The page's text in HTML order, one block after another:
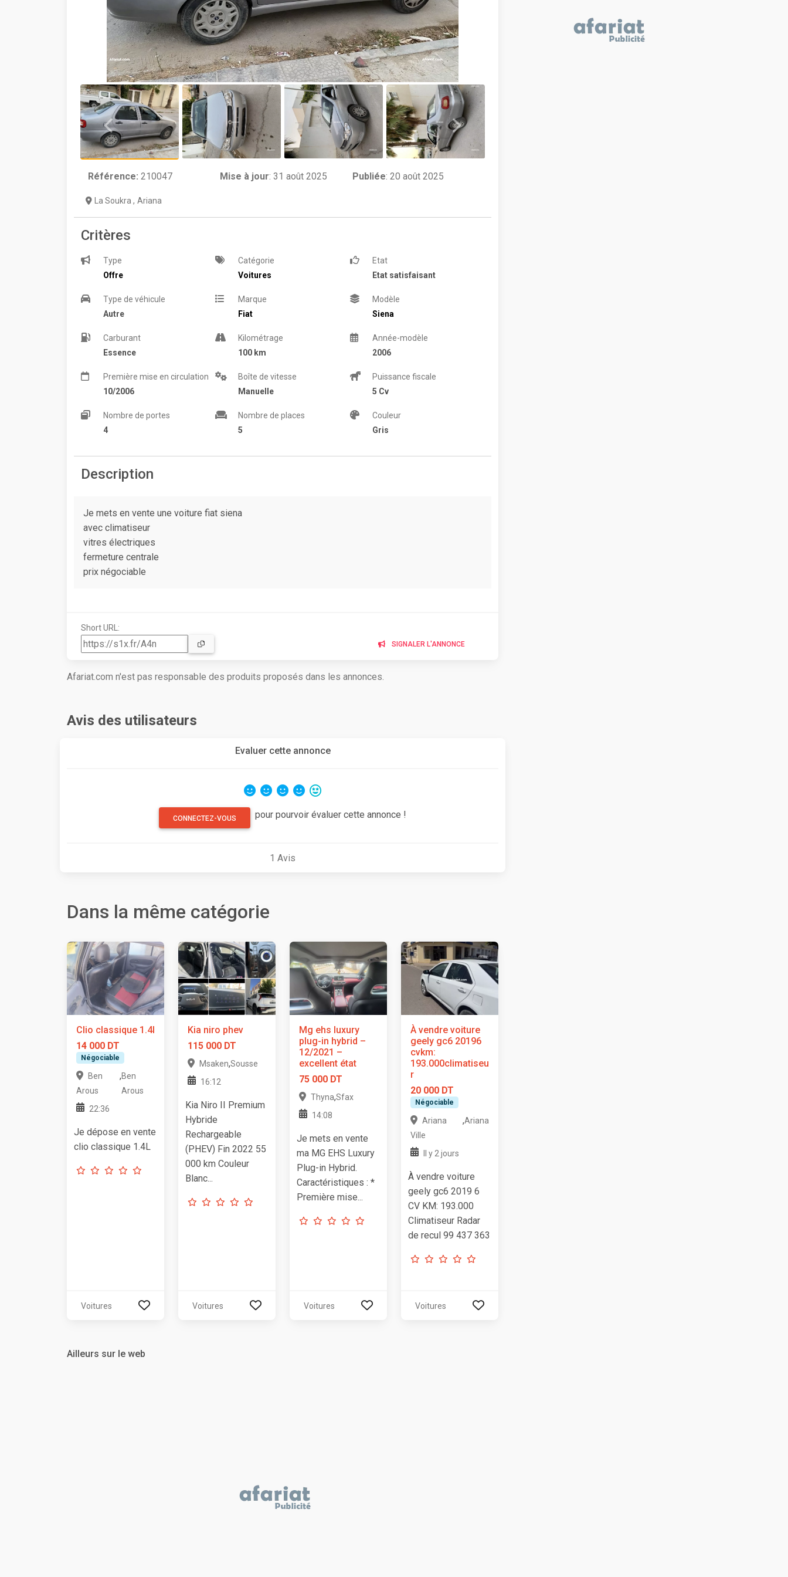
Référence: 210047 Mise à jour:31 août 2025 Publiée: 20 août 2025
La Soukra , Ariana
Critères
Type
Offre
Catégorie
Voitures
Etat
Etat satisfaisant
Type de véhicule
Autre
Marque
Fiat
Modèle
Siena
Carburant
Essence
Kilométrage
100 km
Année-modèle
2006
Première mise en circulation
10/2006
Boîte de vitesse
Manuelle
Puissance fiscale
5 Cv
Nombre de portes
4
Nombre de places
5
Couleur
Gris
Description
Je mets en vente une voiture fiat siena
avec climatiseur
vitres électriques
fermeture centrale
prix négociable
Short URL:
SIGNALER L'ANNONCE
Afariat.com n'est pas responsable des produits proposés dans les annonces.
Avis des utilisateurs
Evaluer cette annonce
CONNECTEZ-VOUS pour pourvoir évaluer cette annonce !
1 Avis
Dans la même catégorie
Clio classique 1.4l
14 000 DT
Négociable
Ben
Arous
,Ben
Arous
22:36
Je dépose en vente
clio classique 1.4L
Voitures
Kia niro phev
115 000 DT
Msaken,Sousse
16:12
Kia Niro II Premium
Hybride
Rechargeable
(PHEV) Fin 2022 55
000 km Couleur
Blanc...
Voitures
Mg ehs luxury
plug-in hybrid –
12/2021 –
excellent état
75 000 DT
Thyna,Sfax
14:08
Je mets en vente
ma MG EHS Luxury
Plug-in Hybrid.
Caractéristiques : *
Première mise...
Voitures
À vendre voiture
geely gc6 20196
cvkm:
193.000climatiseu
r
20 000 DT
Négociable
Ariana
Ville
,Ariana
Il y 2 jours
À vendre voiture
geely gc6 2019 6
CV KM: 193.000
Climatiseur Radar
de recul 99 437 363
Voitures
Ailleurs sur le web